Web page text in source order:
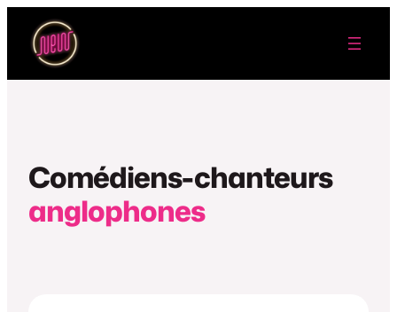
contenu
Comédiens-chanteurs
anglophones